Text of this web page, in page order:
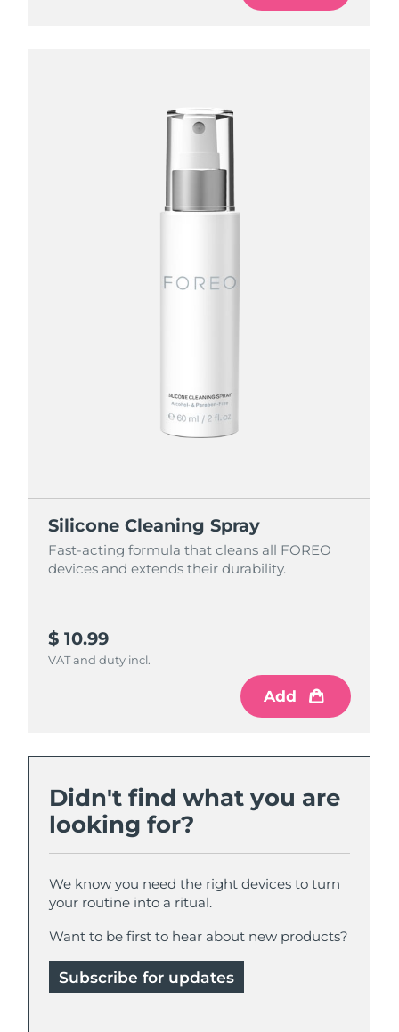
Silicone Cleaning Spray
Fast-acting formula that cleans all FOREO
devices and extends their durability.
$ 10.99
VAT and duty incl.
Add
Didn't find what you are
looking for?
We know you need the right devices to turn
your routine into a ritual.
Want to be first to hear about new products?
Subscribe for updates